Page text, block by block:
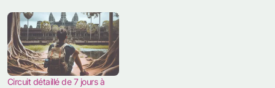
Circuit détaillé de 7 jours à